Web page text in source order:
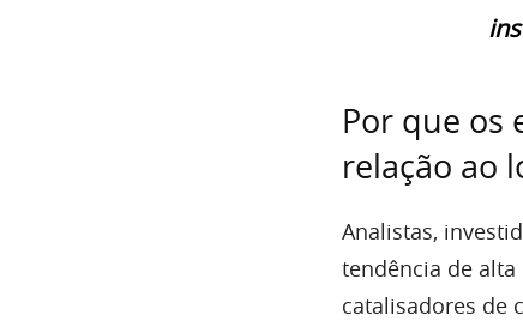
Por que os
relação ao
Analistas,
tendência de
catalisadores de